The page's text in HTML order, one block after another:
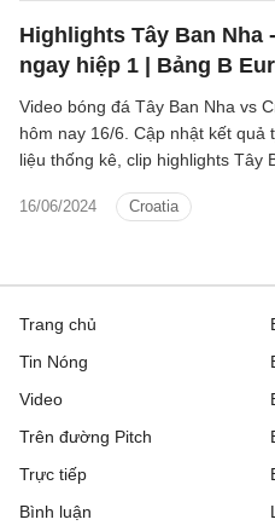
Highlights Tây Ban
ngay hiệp 1 | Bảng B
16/06/2024 Croatia
Video bóng đá Tây Ban Nha vs
hôm nay 16/6. Cập nhật kết quả
liệu thống kê, clip highlights Tây
Trang chủ
Tin Nóng
Video
Trên đường Pitch
Trực tiếp
Bình luận